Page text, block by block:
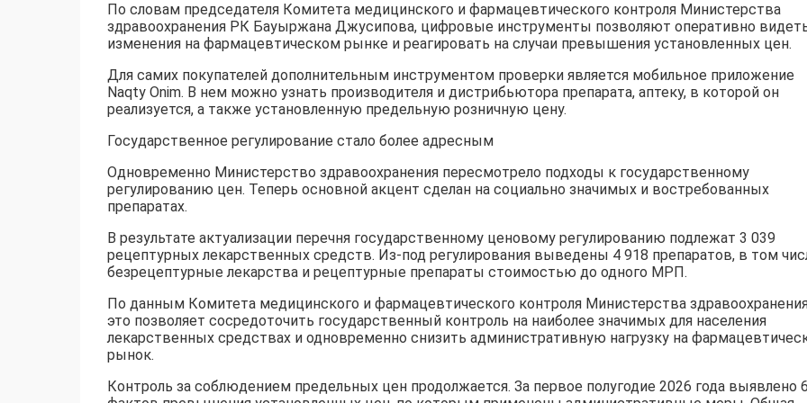
По словам председателя Комитета медицинского и фармацевтического контроля Министерства
здравоохранения РК Бауыржана Джусипова, цифровые инструменты позволяют оперативно
изменения на фармацевтическом рынке и реагировать на случаи превышения установленных цен.
Для самих покупателей дополнительным инструментом проверки является мобильное приложение
Naqty Onim. В нем можно узнать производителя и дистрибьютора препарата, аптеку, в которой он
реализуется, а также установленную предельную розничную цену.
Государственное регулирование стало более адресным
Одновременно Министерство здравоохранения пересмотрело подходы к государственному
регулированию цен. Теперь основной акцент сделан на социально значимых и востребованных
препаратах.
В результате актуализации перечня государственному ценовому регулированию подлежат 3 039
рецептурных лекарственных средств. Из-под регулирования выведены 4 918 препаратов, в том
безрецептурные лекарства и рецептурные препараты стоимостью до одного МРП.
По данным Комитета медицинского и фармацевтического контроля Министерства
это позволяет сосредоточить государственный контроль на наиболее значимых для населения
лекарственных средствах и одновременно снизить административную нагрузку на
рынок.
Контроль за соблюдением предельных цен продолжается. За первое полугодие 2026 года выявлено 6